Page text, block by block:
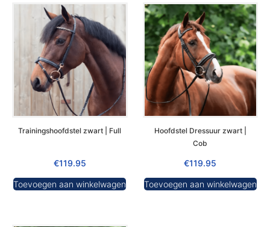
Trainingshoofdstel zwart | Full
€119.95
Toevoegen aan winkelwagen
Hoofdstel Dressuur zwart |
Cob
€119.95
Toevoegen aan winkelwagen